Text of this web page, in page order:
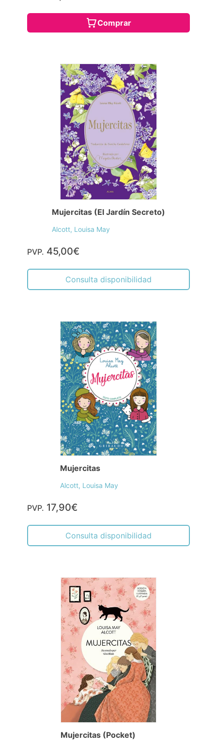
Comprar
Mujercitas (El Jardín Secreto)
Alcott, Louisa May
PVP. 45,00€
Consulta disponibilidad
Mujercitas
Alcott, Louisa May
PVP. 17,90€
Consulta disponibilidad
Mujercitas (Pocket)